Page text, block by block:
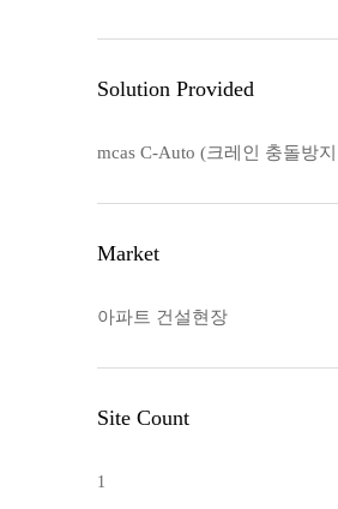
Solution Provided
mcas C-Auto (크레인 충돌방
Market
아파트 건설현장
Site Count
1